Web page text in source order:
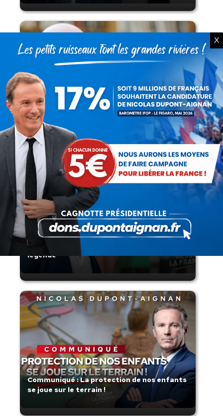
Lorsque tout flambe et que l’État
s’affaisse.
Zinedine Zidane, le retour du héros : la
France confie son destin à sa plus grande
légende
Communiqué : La protection de nos enfants
se joue sur le terrain !
X